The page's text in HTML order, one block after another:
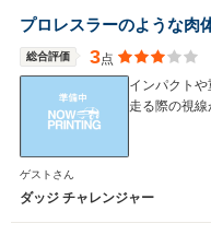
プロレスラーのような肉
総合評価 3点
インパクト
走る際の視線
ゲストさん
ダッジ チャレンジャー